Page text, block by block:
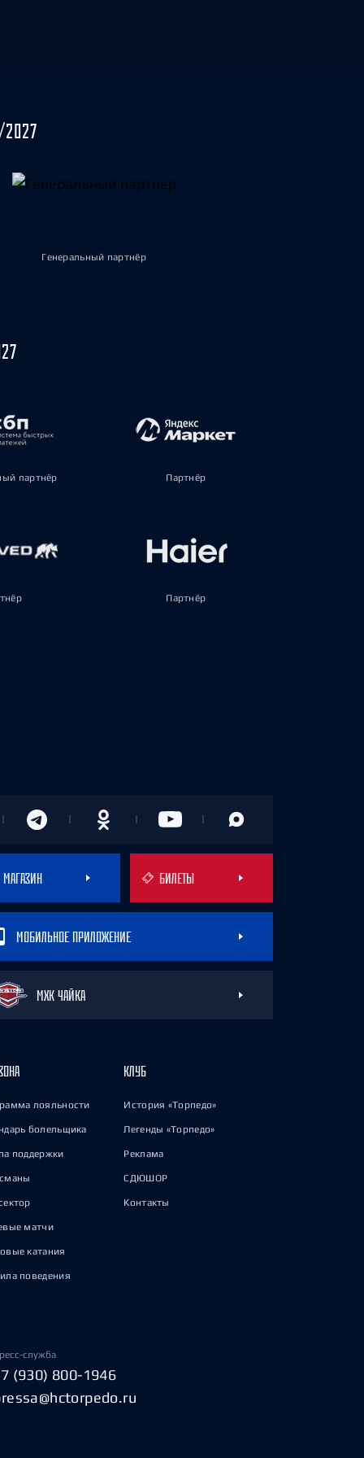
Генеральный партнёр
партнёр Партнёр
Партнёр
МАГАЗИН БИЛЕТЫ
МОБИЛЬНОЕ ПРИЛОЖЕНИЕ
МХК ЧАЙКА
лояльности
болельщика
поддержки
матчи
катания
поведения
КЛУБ
История «Торпедо»
Легенды «Торпедо»
Реклама
СДЮШОР
Контакты
служба
(930) 800-1946